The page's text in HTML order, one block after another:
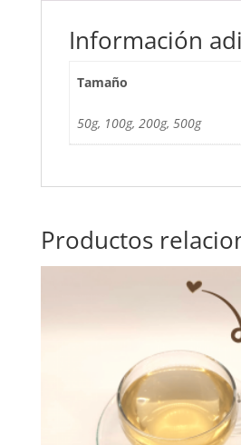
Información
Tamaño
50g, 100g, 200g, 500g
Productos